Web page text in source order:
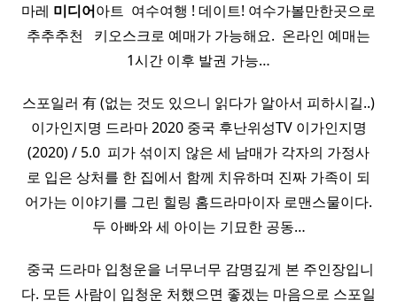
마레 미디어아트 ​ 여수여행 ! 데이트! 여수가볼만한곳으로
추추추천 ​ ​ 키오스크로 예매가 가능해요. ​ 온라인 예매는
1시간 이후 발권 가능…
스포일러 有 (없는 것도 있으니 읽다가 알아서 피하시길..)
이가인지명 드라마 2020 중국 후난위성TV 이가인지명
(2020) / 5.0 ​ 피가 섞이지 않은 세 남매가 각자의 가정사
로 입은 상처를 한 집에서 함께 치유하며 진짜 가족이 되
어가는 이야기를 그린 힐링 홈드라마이자 로맨스물이다.
두 아빠와 세 아이는 기묘한 공동…
​ 중국 드라마 입청운을 너무너무 감명깊게 본 주인장입니
다. 모든 사람이 입청운 처했으면 좋겠는 마음으로 스포일